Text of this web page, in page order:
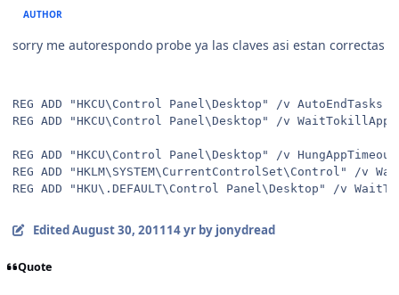
AUTHOR
sorry me autorespondo probe ya las claves asi estan correctas
REG ADD "HKCU\Control Panel\Desktop" /v
REG ADD "HKCU\Control Panel\Desktop" /v
REG ADD "HKCU\Control Panel\Desktop" /v
REG ADD "HKLM\SYSTEM\CurrentControlSet\Control" /v
REG ADD "HKU\.DEFAULT\Control Panel\Desktop" /v
EditedAugust 30, 201114 yrby jonydread
Quote